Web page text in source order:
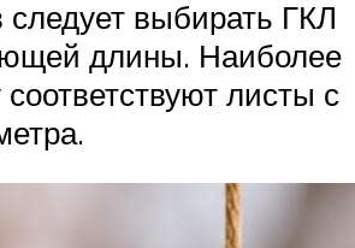
следует выбирать ГКЛ
длины. Наиболее
листы с